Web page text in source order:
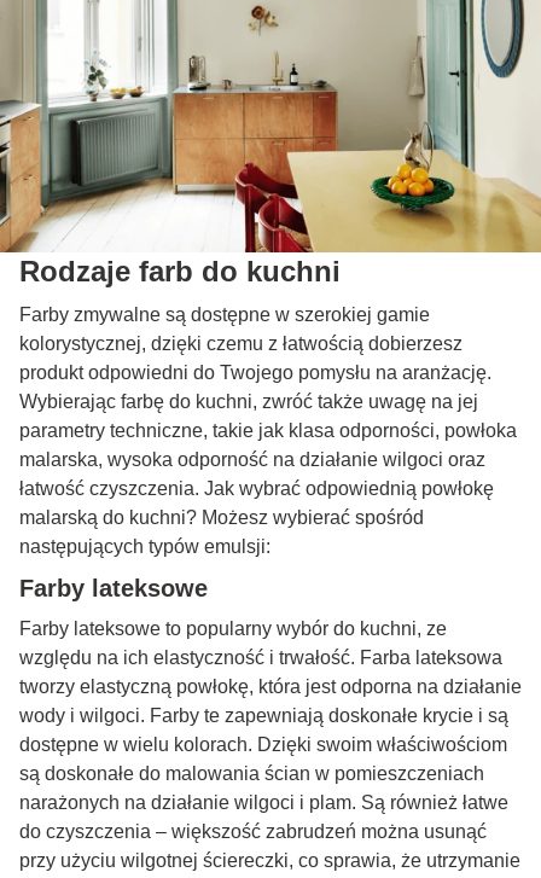
Rodzaje farb do kuchni
Farby zmywalne są dostępne w szerokiej gamie
kolorystycznej, dzięki czemu z łatwością dobierzesz
produkt odpowiedni do Twojego pomysłu na aranżację.
Wybierając farbę do kuchni, zwróć także uwagę na jej
parametry techniczne, takie jak klasa odporności, powłoka
malarska, wysoka odporność na działanie wilgoci oraz
łatwość czyszczenia. Jak wybrać odpowiednią powłokę
malarską do kuchni? Możesz wybierać spośród
następujących typów emulsji:
Farby lateksowe
Farby lateksowe to popularny wybór do kuchni, ze
względu na ich elastyczność i trwałość. Farba lateksowa
tworzy elastyczną powłokę, która jest odporna na działanie
wody i wilgoci. Farby te zapewniają doskonałe krycie i są
dostępne w wielu kolorach. Dzięki swoim właściwościom
są doskonałe do malowania ścian w pomieszczeniach
narażonych na działanie wilgoci i plam. Są również łatwe
do czyszczenia – większość zabrudzeń można usunąć
przy użyciu wilgotnej ściereczki, co sprawia, że utrzymanie